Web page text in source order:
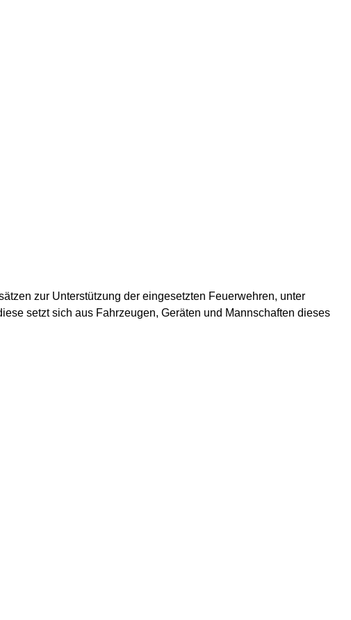
zur Unterstützung der eingesetzten Feuerwehren, unter
setzt sich aus Fahrzeugen, Geräten und Mannschaften dieses